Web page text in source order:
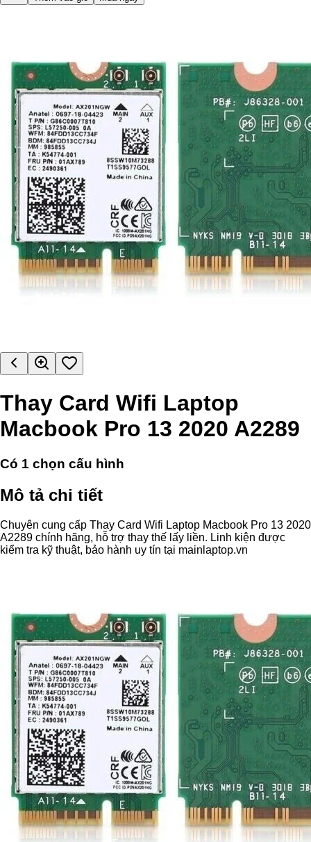
Thay Card Wifi Laptop
Macbook Pro 13 2020 A2289
Có 1 chọn cấu hình
Mô tả chi tiết
Chuyên cung cấp Thay Card Wifi Laptop Macbook Pro 13 2020
A2289 chính hãng, hỗ trợ thay thế lấy liền. Linh kiện được
kiểm tra kỹ thuật, bảo hành uy tín tại mainlaptop.vn